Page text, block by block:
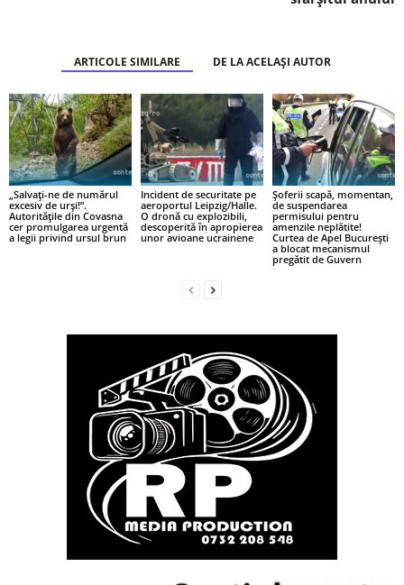
ARTICOLE SIMILARE DE LA ACELAȘI AUTOR
„Salvați-ne de numărul
excesiv de urși!”.
Autoritățile din Covasna
cer promulgarea urgentă
a legii privind ursul brun
Incident de securitate pe
aeroportul Leipzig/Halle.
O dronă cu explozibili,
descoperită în apropierea
unor avioane ucrainene
Șoferii scapă, momentan,
de suspendarea
permisului pentru
amenzile neplătite!
Curtea de Apel București
a blocat mecanismul
pregătit de Guvern